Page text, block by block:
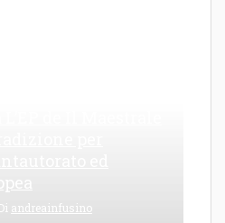
andreainfusino